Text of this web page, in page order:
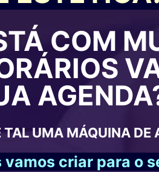
COM
TAL UMA MÁQUINA DE
vamos criar para o